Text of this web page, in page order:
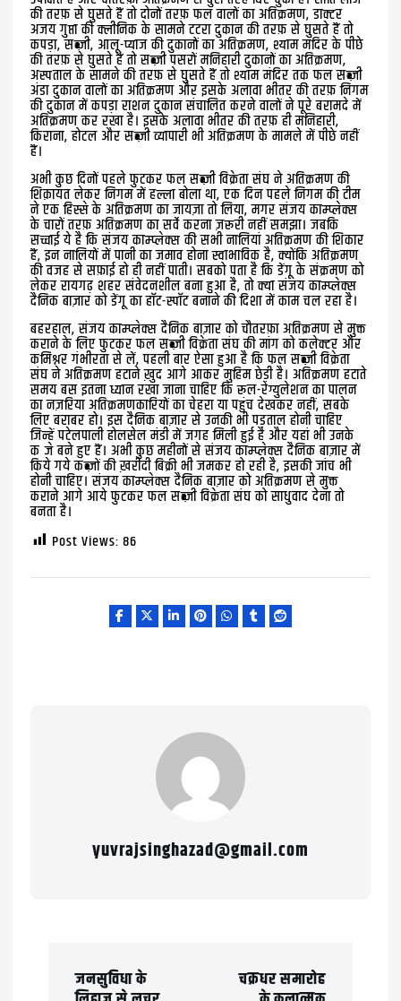
की तरफ़ से घुसते हैं तो दोनों तरफ़ फल वालों का अतिक्रमण, डाक्टर
अजय गुप्ता की क्लीनिक के सामने टटरा दुकान की तरफ़ से घुसते हैं तो
कपड़ा, सब्ज़ी, आलू-प्याज की दुकानों का अतिक्रमण, श्याम मंदिर के पीछे
की तरफ़ से घुसते हैं तो सब्ज़ी पसरों मनिहारी दुकानों का अतिक्रमण,
अस्पताल के सामने की तरफ़ से घुसते हैं तो श्याम मंदिर तक फल सब्ज़ी
अंडा दुकान वालों का अतिक्रमण और इसके अलावा भीतर की तरफ़ निगम
की दुकान में कपड़ा राशन दुकान संचालित करने वालों ने पूरे बरामदे में
अतिक्रमण कर रखा है। इसके अलावा भीतर की तरफ़ ही मनिहारी,
किराना, होटल और सब्ज़ी व्यापारी भी अतिक्रमण के मामले में पीछे नहीं
हैं।
अभी कुछ दिनों पहले फुटकर फल सब्ज़ी विक्रेता संघ ने अतिक्रमण की
शिक़ायत लेकर निगम में हल्ला बोला था, एक दिन पहले निगम की टीम
ने एक हिस्से के अतिक्रमण का जायज़ा तो लिया, मगर संजय काम्प्लेक्स
के चारों तरफ़ अतिक्रमण का सर्वे करना ज़रूरी नहीं समझा। जबकि
सच्चाई ये है कि संजय काम्प्लेक्स की सभी नालियां अतिक्रमण की शिकार
हैं, इन नालियों में पानी का जमाव होना स्वाभाविक है, क्योंकि अतिक्रमण
की वजह से सफ़ाई हो ही नहीं पाती। सबको पता है कि डेंगू के संक्रमण को
लेकर रायगढ़ शहर संवेदनशील बना हुआ है, तो क्या संजय काम्प्लेक्स
दैनिक बाज़ार को डेंगू का हॉट-स्पॉट बनाने की दिशा में काम चल रहा है।
बहरहाल, संजय काम्प्लेक्स दैनिक बाज़ार को चौतरफ़ा अतिक्रमण से मुक्त
कराने के लिए फुटकर फल सब्ज़ी विक्रेता संघ की मांग को कलेक्टर और
कमिश्नर गंभीरता से लें, पहली बार ऐसा हुआ है कि फल सब्ज़ी विक्रेता
संघ ने अतिक्रमण हटाने ख़ुद आगे आकर मुहिम छेड़ी है। अतिक्रमण हटाते
समय बस इतना ध्यान रखा जाना चाहिए कि रूल-रेग्युलेशन का पालन
का नज़रिया अतिक्रमणकारियों का चेहरा या पहुंच देखकर नहीं, सबके
लिए बराबर हो। इस दैनिक बाज़ार से उनकी भी पड़ताल होनी चाहिए
जिन्हें पटेलपाली होलसेल मंडी में जगह मिली हुई है और यहां भी उनके
कब्जे बने हुए हैं। अभी कुछ महीनों से संजय काम्प्लेक्स दैनिक बाज़ार में
किये गये कब्ज़ों की ख़रीदी बिक्री भी जमकर हो रही है, इसकी जांच भी
होनी चाहिए। संजय काम्प्लेक्स दैनिक बाज़ार को अतिक्रमण से मुक्त
कराने आगे आये फुटकर फल सब्ज़ी विक्रेता संघ को साधुवाद देना तो
बनता है।
Post Views: 86
yuvrajsinghazad@gmail.com
जनसुविधा के चक्रधर समारोह